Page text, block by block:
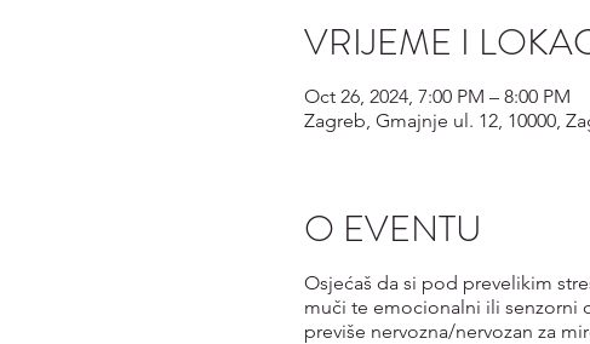
VRIJEME I
Oct 26, 2024, 7:00 PM – 8:00 PM
Zagreb, Gmajnje ul. 12, 10000,
O EVENTU
Osjećaš da si pod prevelikim
muči te emocionalni ili senzorni
previše nervozna/nervozan za